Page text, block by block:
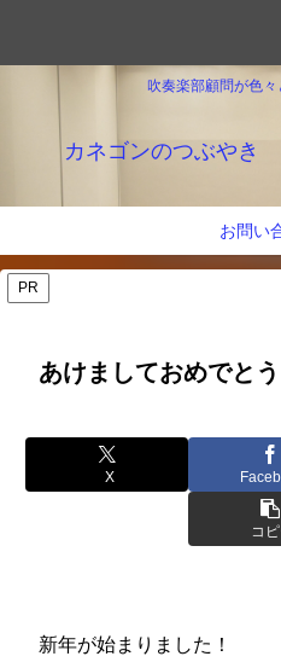
吹奏楽部顧問が色々
カネゴンのつぶやき
お問い
PR
あけましておめでとう
X
コ
新年が始まりました！